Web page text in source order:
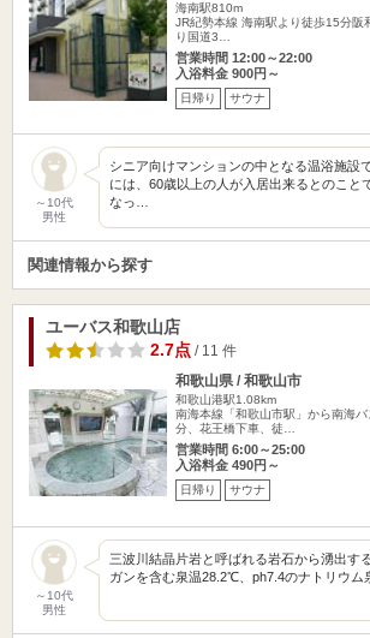
海南駅810m
JR紀勢本線 海南駅より徒歩15分阪
り国道3…
営業時間 12:00～22:00
入浴料金 900円～
日帰り サウナ
～10代
男性
シニア向けマンションの中となる温浴施設
には、60歳以上の人が入居出来るとのこと
なっ…
関連情報から探す
ユーバス和歌山店
2.7点 / 11 件
和歌山県 / 和歌山市
和歌山港駅1.08km
南海本線「和歌山市駅」から南海
分、花王橋下車、徒…
営業時間 6:00～25:00
入浴料金 490円～
日帰り サウナ
～10代
男性
三波川結晶片岩と呼ばれる岩石から湧出す
ガンを含む泉温28.2℃、ph7.4のナトリウム